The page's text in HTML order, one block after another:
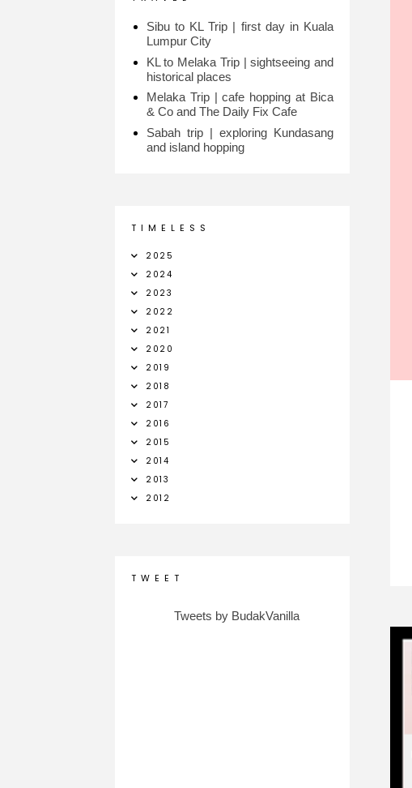
Sibu to KL Trip | first day in Kuala
Lumpur City
KL to Melaka Trip | sightseeing and
historical places
Melaka Trip | cafe hopping at Bica
& Co and The Daily Fix Cafe
Sabah trip | exploring Kundasang
and island hopping
T I M E L E S S
2025
2024
2023
2022
2021
2020
2019
2018
2017
2016
2015
2014
2013
2012
T W E E T
Tweets by BudakVanilla